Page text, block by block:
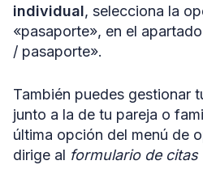
individual, selecciona la
«pasaporte», en el
/ pasaporte».
También puedes gestionar
junto a la de tu pareja o
última opción del menú de
dirige al formulario de citas